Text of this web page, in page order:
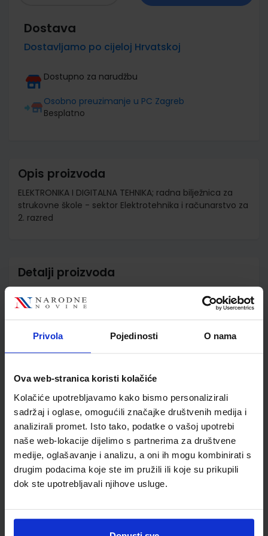
Privola Pojedinosti O nama
Ova web-stranica koristi kolačiće
Kolačiće upotrebljavamo kako bismo personalizirali
sadržaj i oglase, omogućili značajke društvenih medija i
analizirali promet. Isto tako, podatke o vašoj upotrebi
naše web-lokacije dijelimo s partnerima za društvene
medije, oglašavanje i analizu, a oni ih mogu kombinirati s
drugim podacima koje ste im pružili ili koje su prikupili
dok ste upotrebljavali njihove usluge.
Dostava
Dostavljamo po cijeloj Hrvatskoj
Dostupno za narudžbu
Osobno preuzimanje u PC Zagreb
Besplatno
Opis proizvoda
ELEKTRONIKA I DIGITALNA TEHNIKA; radna bilježnica za
strukovne škole - sektor Elektrotehnika i računarstvo za
2. razred
Detalji proizvoda
Jedinična mjera
Autor
N. Furčić D. Bošnjak:
Školski razred
Vrsta školske knjige
RADNA BILJEŽNICA
Nastavni predmet
TEHNIČKE Š.ELEKTROTE
Reg br min
8137-DOM